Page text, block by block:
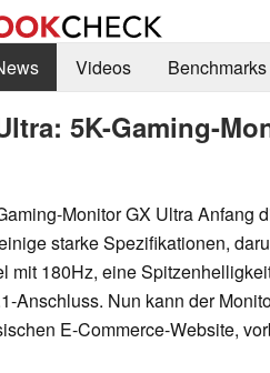
Videos
5K-Gaming-
Monitor GX Ultra Anfang
starke Spezifikationen,
mit 180Hz, eine
Anschluss. Nun kann der
E-Commerce-Website,